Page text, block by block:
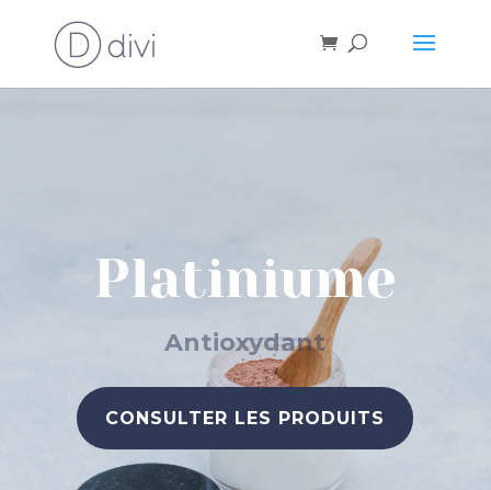
Platiniume
Antioxydant
CONSULTER LES PRODUITS